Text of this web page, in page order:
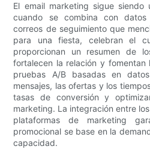
El email marketing sigue siendo
cuando se combina con datos
correos de seguimiento que
para una fiesta, celebran el
proporcionan un resumen de
fortalecen la relación y fomentan
pruebas A/B basadas en
mensajes, las ofertas y los
tasas de conversión y
marketing. La integración entre
plataformas de marketing
promocional se base en la
capacidad.